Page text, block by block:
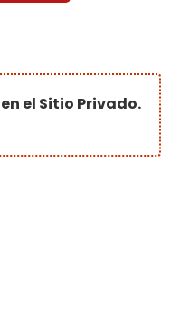
el Sitio Privado.